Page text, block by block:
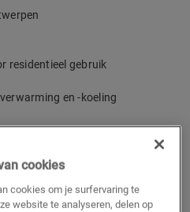
residentieel gebruik
en -koeling
2 varianten
cookies
cookies om je surfervaring te
website te analyseren, delen op